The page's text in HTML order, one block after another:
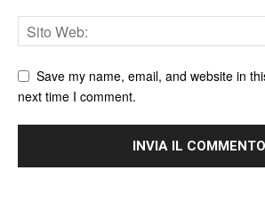
Save my name, email, and website in
next time I comment.